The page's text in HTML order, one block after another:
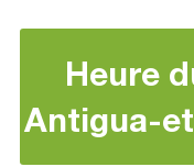
Heure
Antigua-